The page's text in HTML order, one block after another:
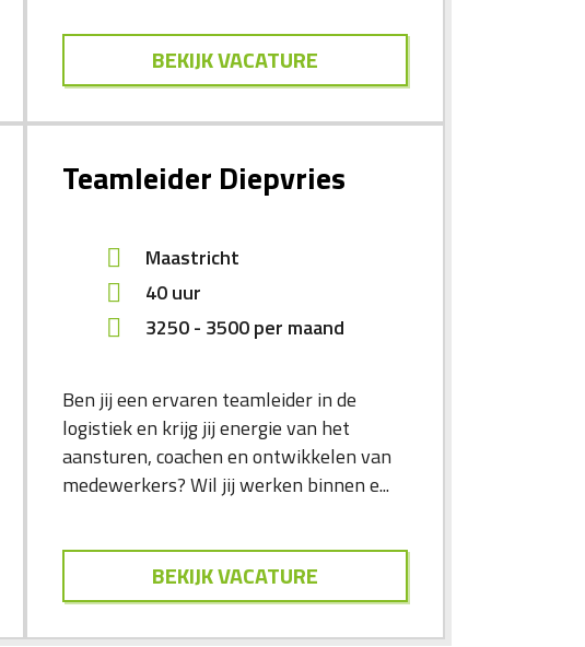
BEKIJK VACATURE
Teamleider Diepvries
Maastricht
40 uur
3250- 3500per maand
Ben jij een ervaren teamleider in de
logistiek en krijg jij energie van het
aansturen, coachen en ontwikkelen van
medewerkers? Wil jij werken binnen e...
BEKIJK VACATURE